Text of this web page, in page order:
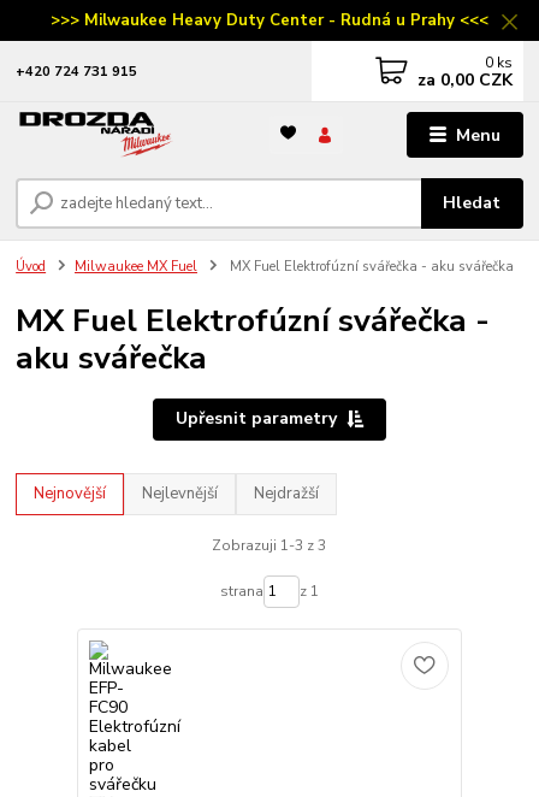
>>> Milwaukee Heavy Duty Center - Rudná u Prahy <<<
Menu
Hledat
‭+420 724 731 915 0 ks
za 0,00 CZK
Úvod Milwaukee MX Fuel MX Fuel Elektrofúzní svářečka - aku svářečka
MX Fuel Elektrofúzní svářečka -
aku svářečka
Upřesnit parametry
Nejnovější Nejlevnější Nejdražší
Zobrazuji 1-3 z 3
strana z 1